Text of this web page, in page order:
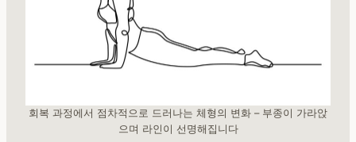
회복 과정에서 점차적으로 드러나는 체형의 변화 – 부종이 가라앉
으며 라인이 선명해집니다